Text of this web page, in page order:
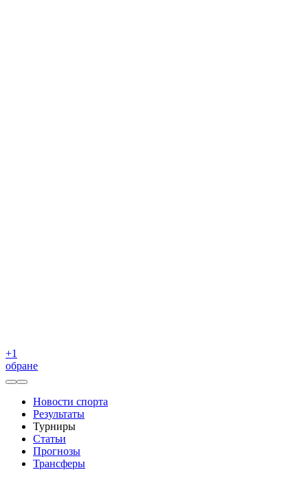
+1
обране
Новости спорта
Результаты
Турниры
Статьи
Прогнозы
Трансферы